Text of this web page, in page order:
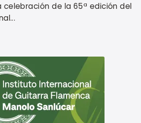
de la 65ª edición del